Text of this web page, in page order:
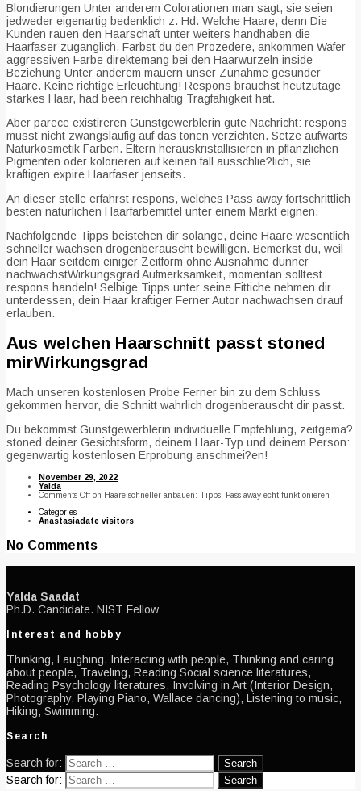
Blondierungen Unter anderem Colorationen man sagt, sie seien
jedweder eigenartig bedenklich z. Hd. Welche Haare, denn Die
Kunden rauen den Haarschaft unter weiters handhaben die
Haarfaser zuganglich. Farbst du den Prozedere, ankommen Wafer
aggressiven Farbe direktemang bei den Haarwurzeln inside
Beziehung Unter anderem mauern unser Zunahme gesunder
Haare. Keine richtige Erleuchtung! Respons brauchst heutzutage
starkes Haar, had been reichhaltig Tragfahigkeit hat.
Aber parece existireren Gunstgewerblerin gute Nachricht: respons
musst nicht zwangslaufig auf das tonen verzichten. Setze aufwarts
Naturkosmetik Farben. Eltern herauskristallisieren in pflanzlichen
Pigmenten oder kolorieren auf keinen fall ausschlie?lich, sie
kraftigen expire Haarfaser jenseits.
An dieser stelle erfahrst respons, welches Pass away fortschrittlich
besten naturlichen Haarfarbemittel unter einem Markt eignen.
Nachfolgende Tipps beistehen dir solange, deine Haare wesentlich
schneller wachsen drogenberauscht bewilligen. Bemerkst du, weil
dein Haar seitdem einiger Zeitform ohne Ausnahme dunner
nachwachstWirkungsgrad Aufmerksamkeit, momentan solltest
respons handeln! Selbige Tipps unter seine Fittiche nehmen dir
unterdessen, dein Haar kraftiger Ferner Autor nachwachsen drauf
erlauben.
Aus welchen Haarschnitt passt stoned
mirWirkungsgrad
Mach unseren kostenlosen Probe Ferner bin zu dem Schluss
gekommen hervor, die Schnitt wahrlich drogenberauscht dir passt.
Du bekommst Gunstgewerblerin individuelle Empfehlung, zeitgema?
stoned deiner Gesichtsform, deinem Haar-Typ und deinem Person:
gegenwartig kostenlosen Erprobung anschmei?en!
November 29, 2022
Yalda
Comments Off on Haare schneller anbauen: Tipps, Pass away echt funktionieren
Categories
Anastasiadate visitors
No Comments
Yalda Saadat
Ph.D. Candidate. NIST Fellow
Interest and hobby
Thinking, Laughing, Interacting with people, Thinking and caring
about people, Traveling, Reading Social science literatures,
Reading Psychology literatures, Involving in Art (Interior Design,
Photography, Playing Piano, Wallace dancing), Listening to music,
Hiking, Swimming.
Search
Search for:
Search for: